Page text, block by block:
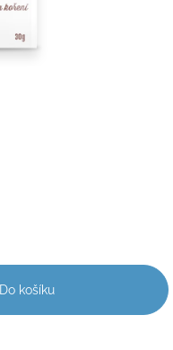
Do košíku